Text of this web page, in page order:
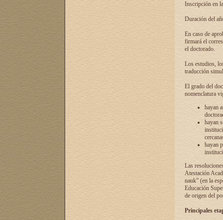
Inscripción en
Duración del
En caso de
firmará el
el doctorado.
Los estudios,
traducción
El grado del
nomenclatura
hayan
hayan
hayan
Las
Atestación
nauk” (en la
Educación
de origen del
Principales